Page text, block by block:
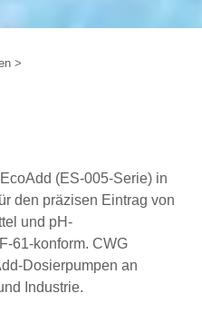
>
(ES-005-Serie) in
den präzisen Eintrag von
und pH-
61-konform. CWG
Dosierpumpen an
Industrie.